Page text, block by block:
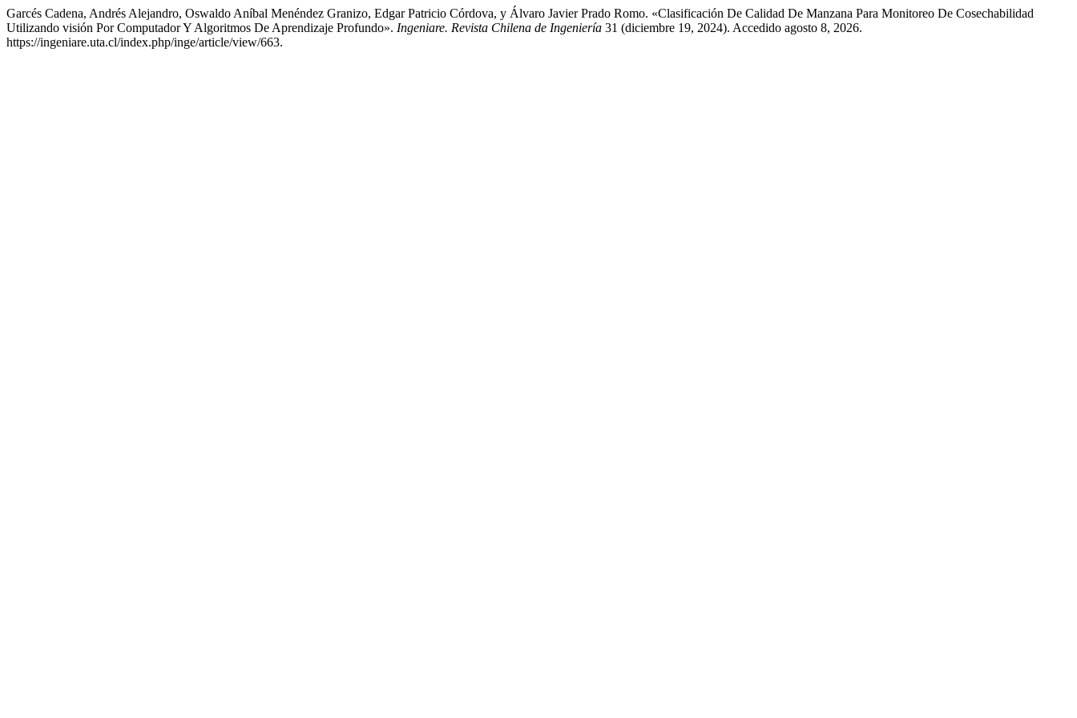
Garcés Cadena, Andrés Alejandro, Oswaldo Aníbal Menéndez Granizo, Edgar Patricio Córdova, y Álvaro Javier Prado Romo. «Clasificación De Calidad De Manzana Para Monitoreo De Cosechabilidad
Utilizando visión Por Computador Y Algoritmos De Aprendizaje Profundo». Ingeniare. Revista Chilena de Ingeniería 31 (diciembre 19, 2024). Accedido agosto 8, 2026.
https://ingeniare.uta.cl/index.php/inge/article/view/663.